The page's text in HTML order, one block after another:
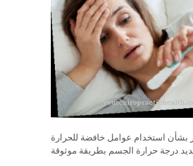
بشأن استخدام عوامل خافضة للحرارة